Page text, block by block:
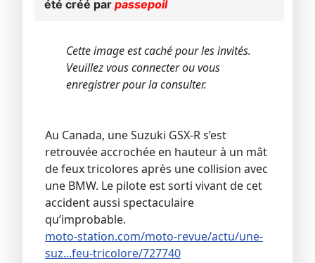
été créé par passepoil
Cette image est caché pour les invités.
Veuillez vous connecter ou vous
enregistrer pour la consulter.
Au Canada, une Suzuki GSX-R s’est
retrouvée accrochée en hauteur à un mât
de feux tricolores après une collision avec
une BMW. Le pilote est sorti vivant de cet
accident aussi spectaculaire
qu’improbable.
moto-station.com/moto-revue/actu/une-
suz...feu-tricolore/727740